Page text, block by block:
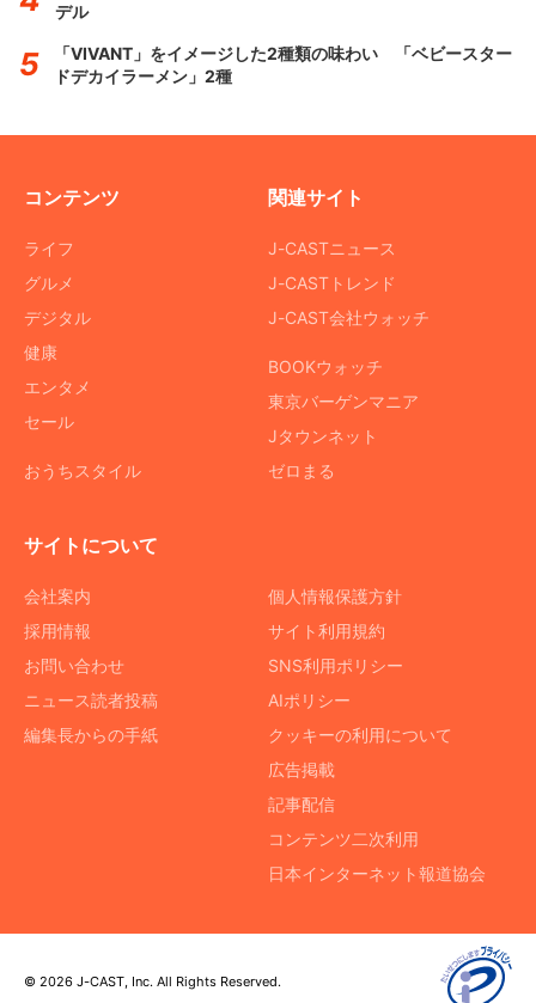
デル
「VIVANT」をイメージした2種類の味わい 「ベビースター
ドデカイラーメン」2種
コンテンツ
ライフ
グルメ
デジタル
健康
エンタメ
セール
おうちスタイル
関連サイト
J-CASTニュース
J-CASTトレンド
J-CAST会社ウォッチ
BOOKウォッチ
東京バーゲンマニア
Jタウンネット
ゼロまる
サイトについて
会社案内
採用情報
お問い合わせ
ニュース読者投稿
編集長からの手紙
個人情報保護方針
サイト利用規約
SNS利用ポリシー
AIポリシー
クッキーの利用について
広告掲載
記事配信
コンテンツ二次利用
日本インターネット報道協会
© 2026 J-CAST, Inc. All Rights Reserved.